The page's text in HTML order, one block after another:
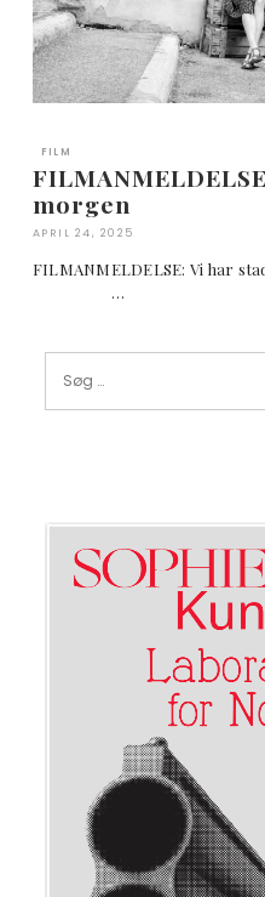
FILM
morgen
APRIL 24, 2025
FILMANMELDELSE: Vi har
…